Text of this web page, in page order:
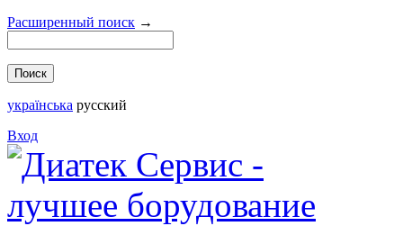
Расширенный поиск →
українська русский
Вход